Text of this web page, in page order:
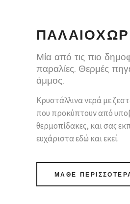
Μία από τις πιο
παραλίες. Θερμές
άμμος.
Κρυστάλλινα νερά με
που προκύπτουν από
θερμοπίδακες, και σας
ευχάριστα εδώ και εκεί.
ΜΑΘΕ